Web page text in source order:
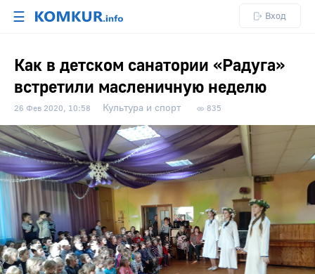
☰ Вход
Как в детском санатории «Радуга»
встретили масленичную неделю
26 Фев 2020, 10:58 Культура и спорт 835